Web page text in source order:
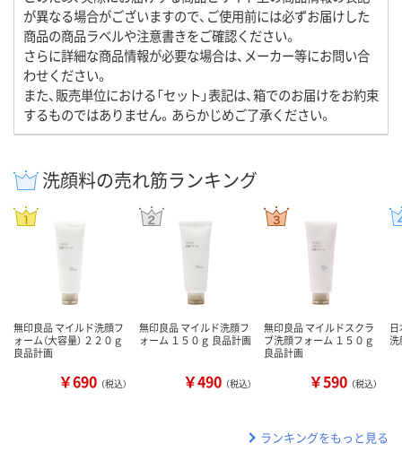
が異なる場合がございますので、ご使用前には必ずお届けした
商品の商品ラベルや注意書きをご確認ください。
さらに詳細な商品情報が必要な場合は、メーカー等にお問い合
わせください。
また、販売単位における「セット」表記は、箱でのお届けをお約束
するものではありません。あらかじめご了承ください。
洗顔料の売れ筋ランキング
無印良品 マイルド洗顔フ
ォーム（大容量） ２２０ｇ
良品計画
￥690 （税込）
無印良品 マイルド洗顔フ
ォーム １５０ｇ 良品計画
￥490 （税込）
無印良品 マイルドスクラ
ブ洗顔フォーム １５０ｇ
良品計画
￥590 （税込）
洗
ランキングをもっと見る